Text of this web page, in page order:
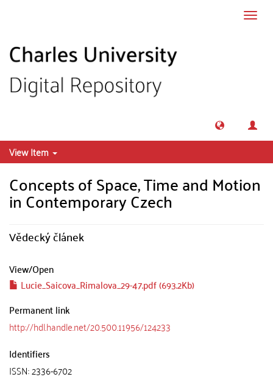
View Item
Concepts of Space, Time and Motion
in Contemporary Czech
Vědecký článek
View/Open
Lucie_Saicova_Rimalova_29-47.pdf (693.2Kb)
Permanent link
http://hdl.handle.net/20.500.11956/124233
Identifiers
ISSN: 2336-6702